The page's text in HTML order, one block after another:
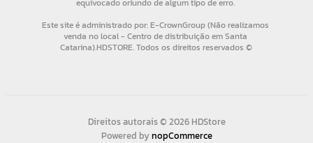
Direitos autorais © 2026 HDStore
Powered bynopCommerce